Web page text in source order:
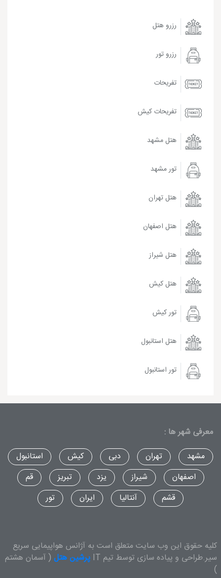
رزرو هتل
رزرو تور
تفریحات
تفریحات کیش
هتل مشهد
تور مشهد
هتل تهران
هتل اصفهان
هتل شیراز
هتل کیش
تور کیش
هتل استانبول
تور استانبول
معرفی شهر ها :
مشهد
تهران دبی کیش
استانبول
اصفهان
شیراز یزد تبریز
قم
قشم
آنتالیا ایران تور
کلیه حقوق این وب سایت متعلق است به آژانس هواپیمایی سریع
سیر.طراحی و پیاده سازی توسط تیم IT
پرشین هتل ( آسمان هشتم
)